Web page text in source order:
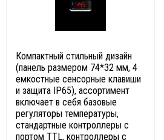
Компактный стильный дизайн
(панель размером 74*32 мм, 4
емкостные сенсорные клавиши
и защита IP65), ассортимент
включает в себя базовые
регуляторы температуры,
стандартные контроллеры с
портом TTL, контроллеры с